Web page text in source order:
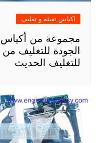
اكياس تعبئة و تغليف
مجموعة من أكياس
الجودة للتغليف
للتغليف الحديث